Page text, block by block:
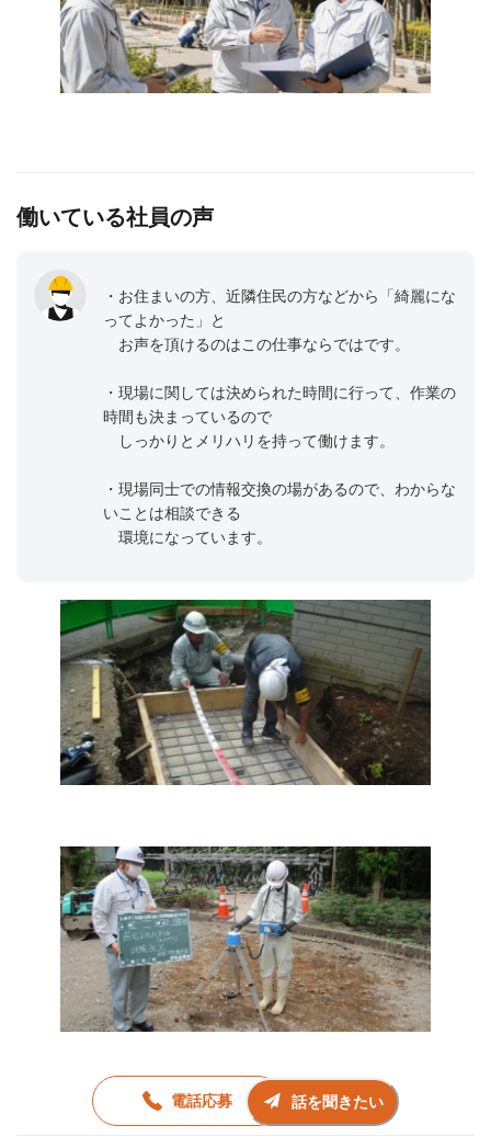
働いている社員の声
・お住まいの方、近隣住民の方などから「綺麗にな
ってよかった」と
お声を頂けるのはこの仕事ならではです。
・現場に関しては決められた時間に行って、作業の
時間も決まっているので
しっかりとメリハリを持って働けます。
・現場同士での情報交換の場があるので、わからな
いことは相談できる
環境になっています。
電話応募 話を聞きたい